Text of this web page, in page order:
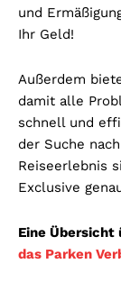
und
Ihr Geld!
Außerdem
damit alle
schnell und
der Suche
Reiseerlebnis
Exclusive
Eine Übersicht
das Parken